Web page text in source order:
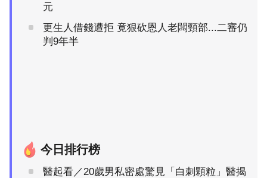
元
更生人借錢遭拒 竟狠砍恩人老闆頸部...二審仍
判9年半
今日排行榜
醫起看／20歲男私密處驚見「白刺顆粒」醫揭